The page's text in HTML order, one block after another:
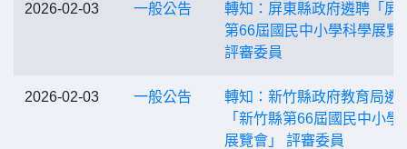
2026-02-03 一般公告
轉知：屏東縣政府遴聘「屏
第66屆國民中小學科學展覽
評審委員
2026-02-03 一般公告
轉知：新竹縣政府教育局遴
「新竹縣第66屆國民中小學
展覽會」 評審委員